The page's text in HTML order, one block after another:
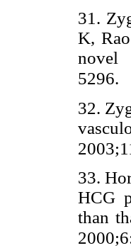
31.
K,
novel
5296.
32.
33.
HCG
than